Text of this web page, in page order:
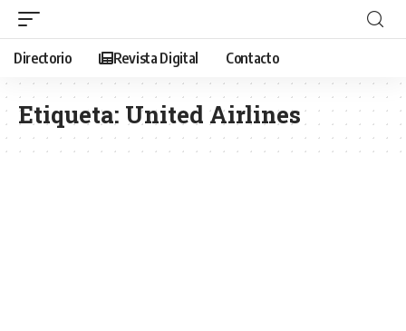
Directorio Revista Digital Contacto
Etiqueta: United Airlines